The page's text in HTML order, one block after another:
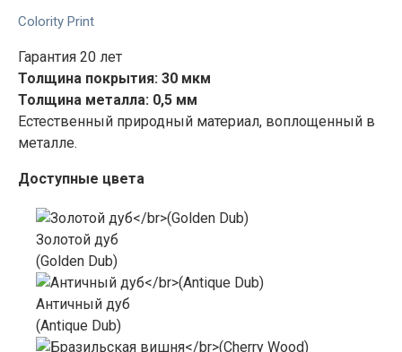
Colority Print
Гарантия 20 лет
Толщина покрытия: 30 мкм
Толщина металла: 0,5 мм
Естественный природный материал, воплощенный в
металле.
Доступные цвета
Золотой дуб
(Golden Dub)
Античный дуб
(Antique Dub)